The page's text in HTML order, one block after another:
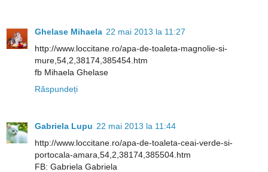
Ghelase Mihaela 22 mai 2013 la 11:27
http://www.loccitane.ro/apa-de-toaleta-magnolie-si-
mure,54,2,38174,385454.htm
fb Mihaela Ghelase
Răspundeți
Gabriela Lupu 22 mai 2013 la 11:44
http://www.loccitane.ro/apa-de-toaleta-ceai-verde-si-
portocala-amara,54,2,38174,385504.htm
FB: Gabriela Gabriela